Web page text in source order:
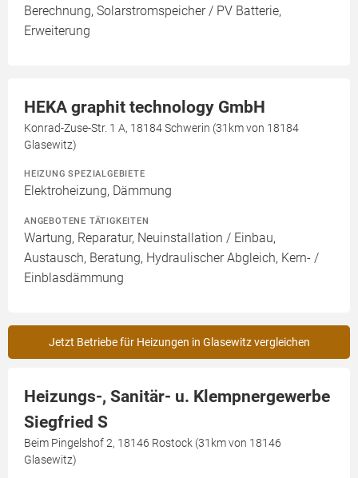
Berechnung, Solarstromspeicher / PV Batterie,
Erweiterung
HEKA graphit technology GmbH
Konrad-Zuse-Str. 1 A, 18184 Schwerin (31km von 18184
Glasewitz)
HEIZUNG SPEZIALGEBIETE
Elektroheizung, Dämmung
ANGEBOTENE TÄTIGKEITEN
Wartung, Reparatur, Neuinstallation / Einbau,
Austausch, Beratung, Hydraulischer Abgleich, Kern- /
Einblasdämmung
Jetzt Betriebe für Heizungen in Glasewitz vergleichen
Heizungs-, Sanitär- u. Klempnergewerbe
Siegfried S
Beim Pingelshof 2, 18146 Rostock (31km von 18146
Glasewitz)